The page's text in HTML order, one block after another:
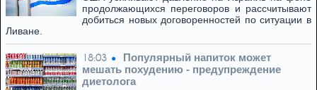
продолжающихся переговоров и рассчитывают
добиться новых договоренностей по ситуации в
Ливане.
18:03
Популярный напиток может
мешать похудению - предупреждение
диетолога